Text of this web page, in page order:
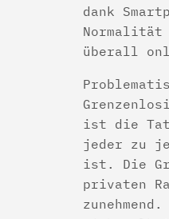
dank
Normalität
überall
ist die
jeder zu
ist. Die
privaten